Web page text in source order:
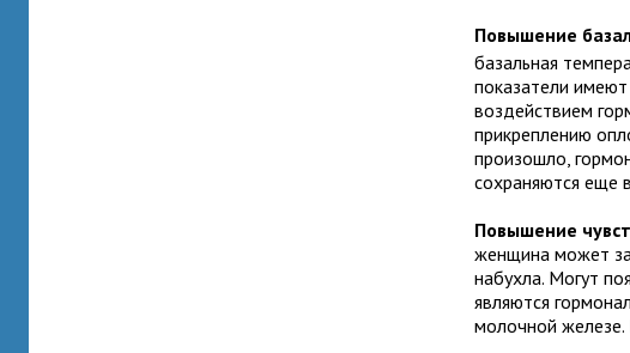
Повышение
базальная
показатели
воздействием
прикреплению
произошло,
сохраняются еще
Повышение
женщина может
набухла. Могут
являются
молочной железе.